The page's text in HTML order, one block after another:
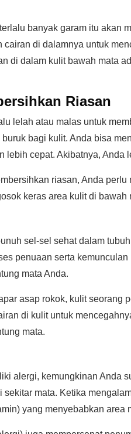
banyak garam itu akan
cairan di dalamnya untuk
di dalam kulit bawah mata
Riasan
lelah atau malas untuk
bagi kulit. Anda bisa
lebih cepat. Akibatnya, Anda
riasan, Anda
keras area kulit di bawah
sel-sel sehat dalam
penuaan serta
mata Anda.
asap rokok, kulit seorang
di kulit untuk
mata.
alergi, kemungkinan Anda
sekitar mata. Ketika
yang menyebabkan area